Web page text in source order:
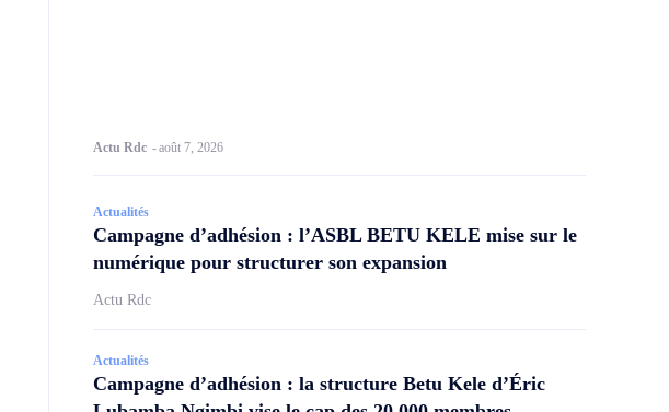
Actu Rdc -août 7, 2026
Actualités
Campagne d’adhésion : l’ASBL BETU KELE mise sur le
numérique pour structurer son expansion
Actu Rdc
Actualités
Campagne d’adhésion : la structure Betu Kele d’Éric